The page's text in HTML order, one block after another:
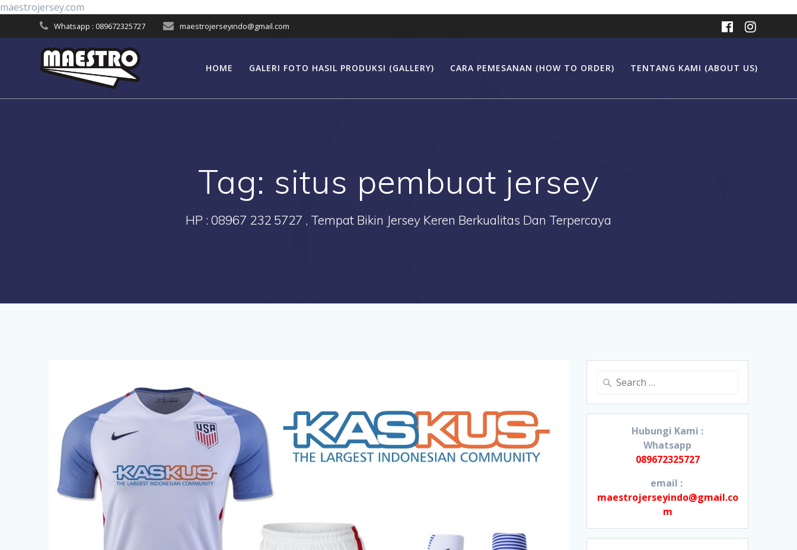
maestrojersey.com
content
Whatsapp : 089672325727 maestrojerseyindo@gmail.com
HOME GALERI FOTO HASIL PRODUKSI (GALLERY) CARA PEMESANAN (HOW TO ORDER) TENTANG KAMI (ABOUT US)
Tag: situs pembuat jersey
HP : 08967 232 5727 , Tempat Bikin Jersey Keren Berkualitas Dan Terpercaya
Search
Hubungi Kami :
Whatsapp
089672325727
email :
maestrojerseyindo@gmail.co
m